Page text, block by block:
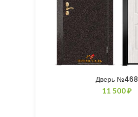
Дверь №468
11 500₽